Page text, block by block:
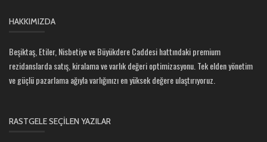
HAKKIMIZDA
Beşiktaş, Etiler, Nisbetiye ve Büyükdere Caddesi hattındaki premium
rezidanslarda satış, kiralama ve varlık değeri optimizasyonu. Tek elden yönetim
ve güçlü pazarlama ağıyla varlığınızı en yüksek değere ulaştırıyoruz.
RASTGELE SEÇILEN YAZILAR